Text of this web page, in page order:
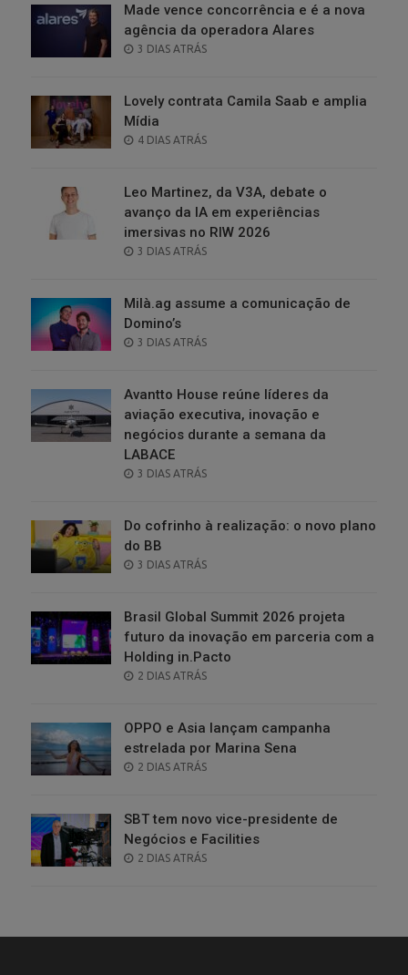
Made vence concorrência e é a nova
agência da operadora Alares
POSTED
3 DIAS ATRÁS
Lovely contrata Camila Saab e amplia
Mídia
POSTED
4 DIAS ATRÁS
Leo Martinez, da V3A, debate o
avanço da IA em experiências
imersivas no RIW 2026
POSTED
3 DIAS ATRÁS
Milà.ag assume a comunicação de
Domino’s
POSTED
3 DIAS ATRÁS
Avantto House reúne líderes da
aviação executiva, inovação e
negócios durante a semana da
LABACE
POSTED
3 DIAS ATRÁS
Do cofrinho à realização: o novo plano
do BB
POSTED
3 DIAS ATRÁS
Brasil Global Summit 2026 projeta
futuro da inovação em parceria com a
Holding in.Pacto
POSTED
2 DIAS ATRÁS
OPPO e Asia lançam campanha
estrelada por Marina Sena
POSTED
2 DIAS ATRÁS
SBT tem novo vice-presidente de
Negócios e Facilities
POSTED
2 DIAS ATRÁS